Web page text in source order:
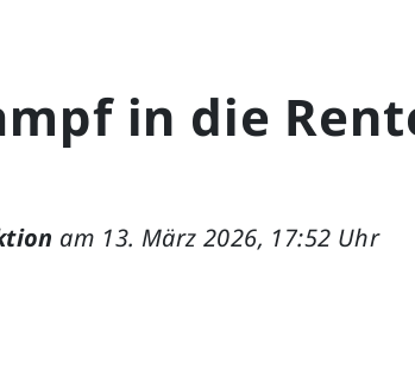
in die
am 13. März 2026, 17:52 Uhr